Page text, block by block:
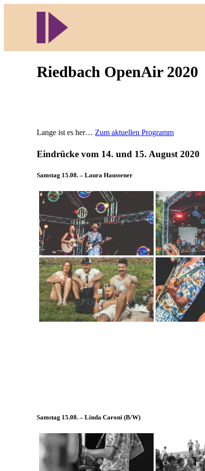
Riedbach OpenAir 2020
Lange ist es her… Zum aktuellen Programm
Eindrücke vom 14. und 15. August 2020
Samstag 15.08. – Laura Haussener
Samstag 15.08. – Linda Caroni (B/W)